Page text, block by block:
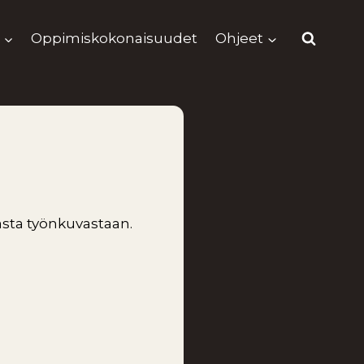
Oppimiskokonaisuudet Ohjeet
työnkuvastaan.